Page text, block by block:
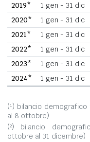
2019*
1 gen - 31 dic
2020*
1 gen - 31 dic
2021*
1 gen - 31 dic
2022*
1 gen - 31 dic
2023*
1 gen - 31 dic
2024*
1 gen - 31 dic
(¹) bilancio
al 8 ottobre)
(²) bilancio
ottobre al 31 dicembre)